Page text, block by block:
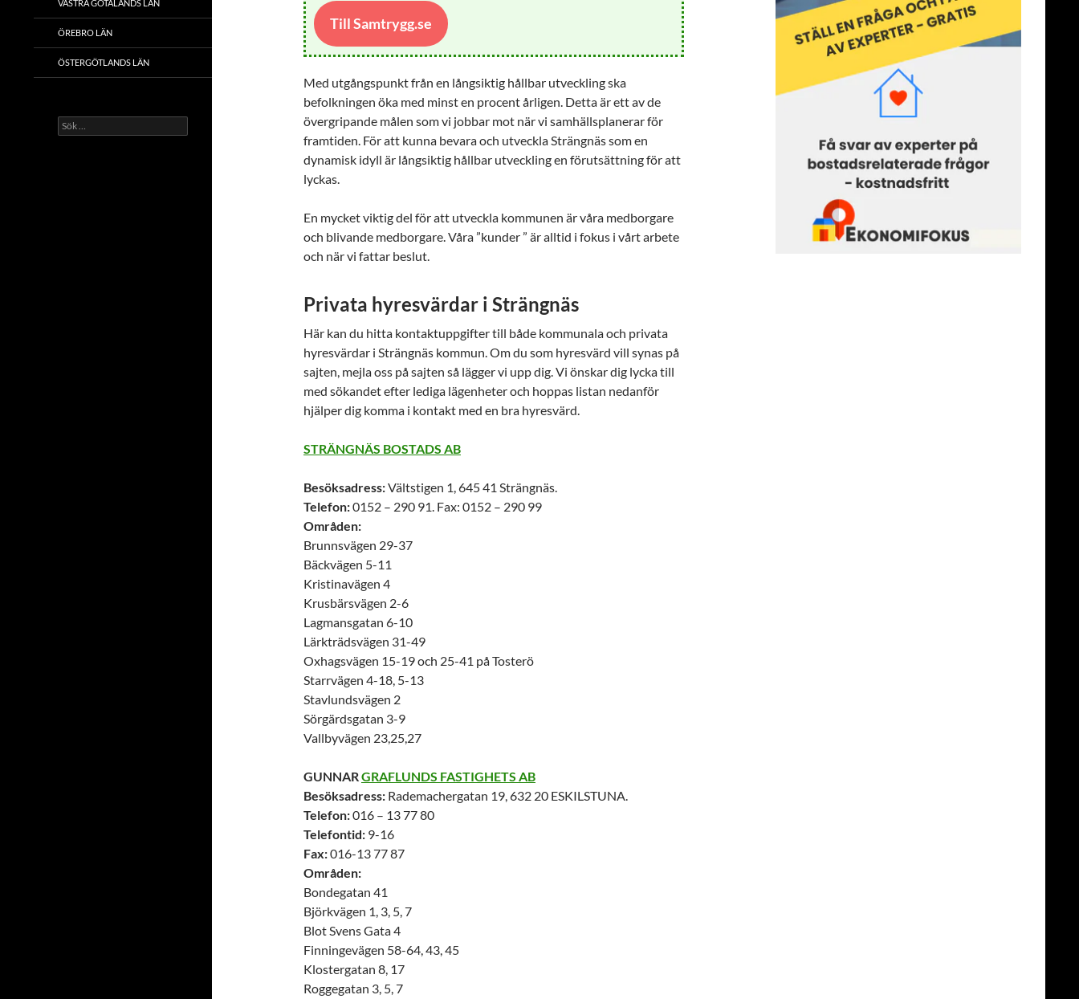
Till Samtrygg.se
Med utgångspunkt från en långsiktig hållbar utveckling ska
befolkningen öka med minst en procent årligen. Detta är ett av de
övergripande målen som vi jobbar mot när vi samhällsplanerar för
framtiden. För att kunna bevara och utveckla Strängnäs som en
dynamisk idyll är långsiktig hållbar utveckling en förutsättning för att
lyckas.
En mycket viktig del för att utveckla kommunen är våra medborgare
och blivande medborgare. Våra ”kunder ” är alltid i fokus i vårt arbete
och när vi fattar beslut.
Privata hyresvärdar i Strängnäs
Här kan du hitta kontaktuppgifter till både kommunala och privata
hyresvärdar i Strängnäs kommun. Om du som hyresvärd vill synas på
sajten, mejla oss på sajten så lägger vi upp dig. Vi önskar dig lycka till
med sökandet efter lediga lägenheter och hoppas listan nedanför
hjälper dig komma i kontakt med en bra hyresvärd.
STRÄNGNÄS BOSTADS AB
Besöksadress:Vältstigen 1, 645 41 Strängnäs.
Telefon:0152 – 290 91. Fax: 0152 – 290 99
Områden:
Brunnsvägen 29-37
Bäckvägen 5-11
Kristinavägen 4
Krusbärsvägen 2-6
Lagmansgatan 6-10
Lärkträdsvägen 31-49
Oxhagsvägen 15-19 och 25-41 på Tosterö
Starrvägen 4-18, 5-13
Stavlundsvägen 2
Sörgärdsgatan 3-9
Vallbyvägen 23,25,27
GUNNARGRAFLUNDS FASTIGHETS AB
Besöksadress: Rademachergatan 19, 632 20 ESKILSTUNA.
Telefon:016 – 13 77 80
Telefontid: 9-16
Fax:016-13 77 87
Områden:
Bondegatan 41
Björkvägen 1, 3, 5, 7
Blot Svens Gata 4
Finningevägen 58-64, 43, 45
Klostergatan 8, 17
Roggegatan 3, 5, 7
VÄSTRA GÖTALANDS LÄN
ÖREBRO LÄN
ÖSTERGÖTLANDS LÄN
Sök
efter: